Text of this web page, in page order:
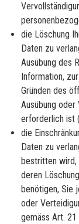
die Löschung
Daten zu
Ausübung des
Information,
Gründen des
Ausübung oder
erforderlich ist
die
Daten zu
bestritten wird,
deren
benötigen, Sie
oder
gemäss Art. 21